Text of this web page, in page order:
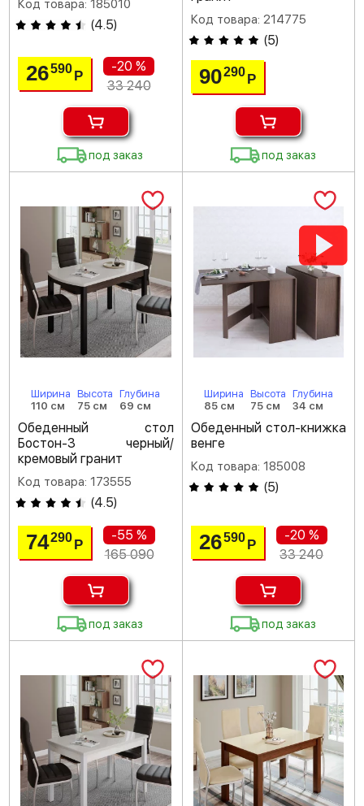
Код товара: 185010
(4.5)
26590Р
-20 %
33 240
под заказ
Код товара: 214775
(5)
90290 Р
под заказ
Ширина
110 см
Высота
75 см
Глубина
69 см
Обеденный стол
Бостон-3 черный/
кремовый гранит
Код товара: 173555
(4.5)
74290Р
-55 %
165 090
под заказ
Ширина
85 см
Высота
75 см
Глубина
34 см
Обеденный стол-книжка
венге
Код товара: 185008
(5)
26590 Р
-20 %
33 240
под заказ